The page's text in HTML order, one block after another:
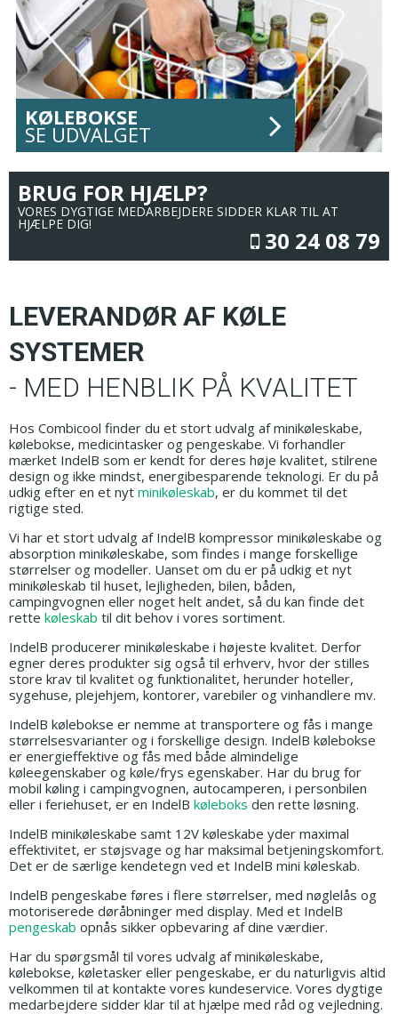
KØLEBOKSE
SE UDVALGET
BRUG FOR HJÆLP?
VORES DYGTIGE MEDARBEJDERE SIDDER KLAR TIL AT
HJÆLPE DIG!
30 24 08 79
LEVERANDØR AF KØLE
SYSTEMER
- MED HENBLIK PÅ KVALITET
Hos Combicool finder du et stort udvalg af minikøleskabe,
kølebokse, medicintasker og pengeskabe. Vi forhandler
mærket IndelB som er kendt for deres høje kvalitet, stilrene
design og ikke mindst, energibesparende teknologi. Er du på
udkig efter en et nyt minikøleskab, er du kommet til det
rigtige sted.
Vi har et stort udvalg af IndelB kompressor minikøleskabe og
absorption minikøleskabe, som findes i mange forskellige
størrelser og modeller. Uanset om du er på udkig et nyt
minikøleskab til huset, lejligheden, bilen, båden,
campingvognen eller noget helt andet, så du kan finde det
rette køleskab til dit behov i vores sortiment.
IndelB producerer minikøleskabe i højeste kvalitet. Derfor
egner deres produkter sig også til erhverv, hvor der stilles
store krav til kvalitet og funktionalitet, herunder hoteller,
sygehuse, plejehjem, kontorer, varebiler og vinhandlere mv.
IndelB kølebokse er nemme at transportere og fås i mange
størrelsesvarianter og i forskellige design. IndelB kølebokse
er energieffektive og fås med både almindelige
køleegenskaber og køle/frys egenskaber. Har du brug for
mobil køling i campingvognen, autocamperen, i personbilen
eller i feriehuset, er en IndelB køleboks den rette løsning.
IndelB minikøleskabe samt 12V køleskabe yder maximal
effektivitet, er støjsvage og har maksimal betjeningskomfort.
Det er de særlige kendetegn ved et IndelB mini køleskab.
IndelB pengeskabe føres i flere størrelser, med nøglelås og
motoriserede døråbninger med display. Med et IndelB
pengeskab opnås sikker opbevaring af dine værdier.
Har du spørgsmål til vores udvalg af minikøleskabe,
kølebokse, køletasker eller pengeskabe, er du naturligvis altid
velkommen til at kontakte vores kundeservice. Vores dygtige
medarbejdere sidder klar til at hjælpe med råd og vejledning.